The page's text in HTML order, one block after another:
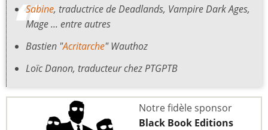
Sabine, traductrice deDeadlands, Vampire Dark Ages,
Mage... entre autres
Bastien "Acritarche" Wauthoz
Loïc Danon, traducteur chez PTGPTB
Notre fidèle sponsor
Black Book Editions